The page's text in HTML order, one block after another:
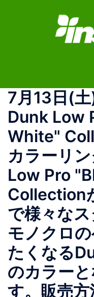
ス
7月13日(
Dunk Low
White"
カラーリ
Low Pro
Collection
で様々な
モノクロ
たくなる
のカラー
す。販売